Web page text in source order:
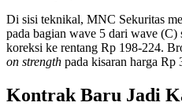
Di sisi teknikal, MNC Sekuritas
pada bagian wave 5 dari wave
koreksi ke rentang Rp 198-224.
on strength pada kisaran harga Rp
Kontrak Baru Jadi